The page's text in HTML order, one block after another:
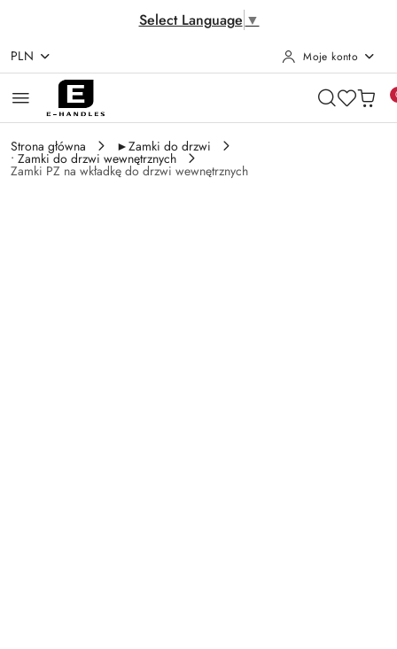
Select Language ▼
Przejdź do treści głównej
Przejdź do wyszukiwarki
Przejdź do moje konto
Przejdź do menu głównego
Przejdź do opisu produktu
Przejdź do stopki
PLN Moje konto
Strona główna ►Zamki do drzwi
• Zamki do drzwi wewnętrznych
Zamki PZ na wkładkę do drzwi wewnętrznych